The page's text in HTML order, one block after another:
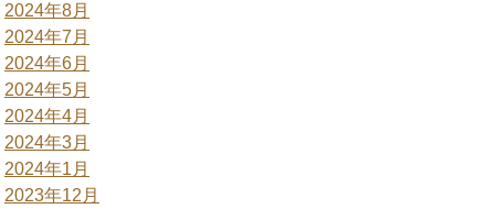
2024年8月
2024年7月
2024年6月
2024年5月
2024年4月
2024年3月
2024年1月
2023年12月